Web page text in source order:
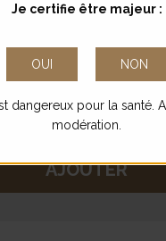
54,00€
AJOUTER
Je certifie être majeur :
OUI NON
dangereux pour la santé.
modération.